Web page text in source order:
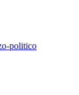
politico